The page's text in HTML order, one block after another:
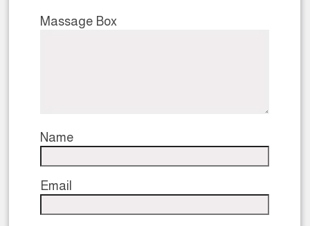
Massage Box
Name
Email